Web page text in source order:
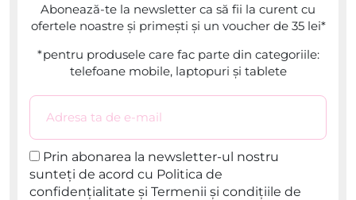
Abonează-te la newsletter ca să fii la curent cu
ofertele noastre și primești și un voucher de 35 lei*
*pentru produsele care fac parte din categoriile:
telefoane mobile, laptopuri și tablete
Email
Consent
*
Prin abonarea la newsletter-ul nostru
sunteți de acord cu Politica de
confidențialitate și Termenii și condițiile de